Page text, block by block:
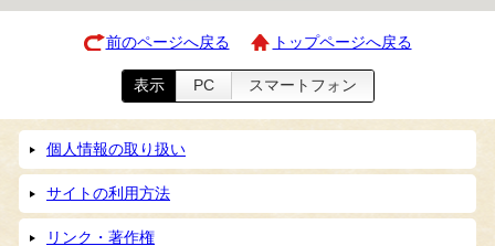
前のページへ戻る トップページへ戻る
表示 PC スマートフォン
個人情報の取り扱い
サイトの利用方法
リンク・著作権